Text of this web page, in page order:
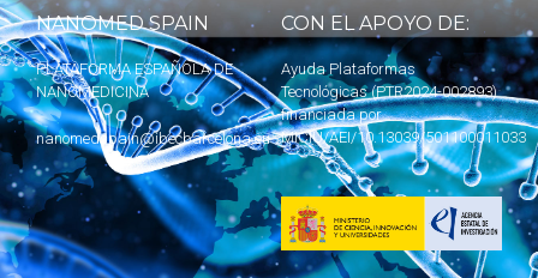
NANOMED SPAIN
PLATAFORMA ESPAÑOLA DE
NANOMEDICINA
nanomedspain@ibecbarcelona.eu
CON EL APOYO DE:
Ayuda Plataformas
Tecnológicas (PTR2024-002893)
financiada por
MICIU/AEI/10.13039/501100011033